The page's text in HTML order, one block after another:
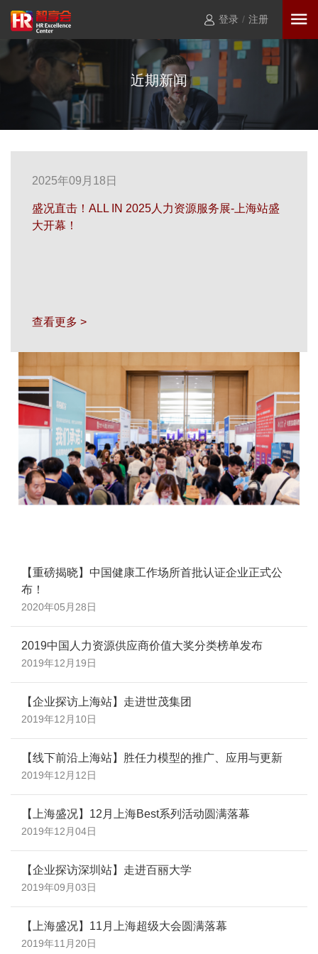
登录 / 注册
近期新闻
2025年09月18日
盛况直击！ALL IN 2025人力资源服务展-上海站盛
大开幕！
查看更多 >
【重磅揭晓】中国健康工作场所首批认证企业正式公
布！
2020年05月28日
2019中国人力资源供应商价值大奖分类榜单发布
2019年12月19日
【企业探访上海站】走进世茂集团
2019年12月10日
【线下前沿上海站】胜任力模型的推广、应用与更新
2019年12月12日
【上海盛况】12月上海Best系列活动圆满落幕
2019年12月04日
【企业探访深圳站】走进百丽大学
2019年09月03日
【上海盛况】11月上海超级大会圆满落幕
2019年11月20日